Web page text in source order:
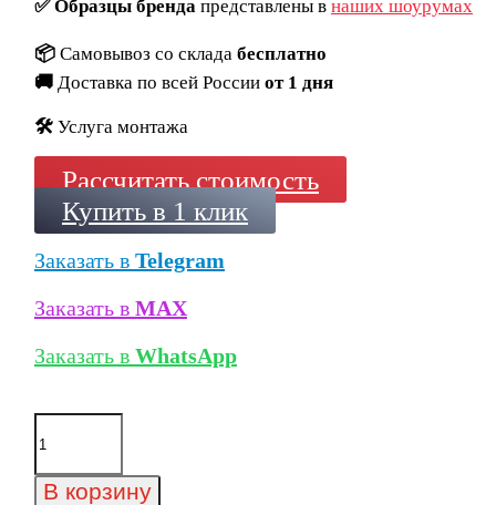
✅Образцы брендапредставлены в наших шоурумах
📦 Самовывоз со склада бесплатно
🚚 Доставка по всей России от 1 дня
🛠️ Услуга монтажа
Рассчитать стоимость
Купить в 1 клик
Заказать в Telegram
Заказать в MAX
Заказать в WhatsApp
Количество
товара
длинная
В корзину